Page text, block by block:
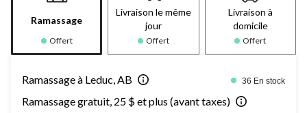
Ramassage
Offert
Livraison le même
jour
Offert
Livraison à
domicile
Offert
Ramassage à Leduc, AB 36 En stock
Ramassage gratuit, 25 $ et plus (avant taxes)